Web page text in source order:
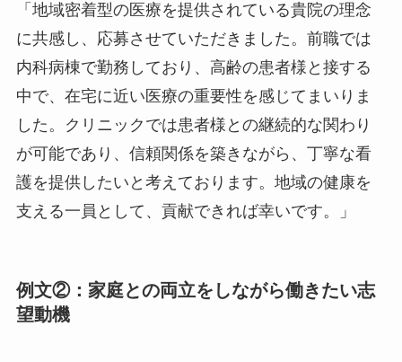
「地域密着型の医療を提供されている貴院の理念
に共感し、応募させていただきました。前職では
内科病棟で勤務しており、高齢の患者様と接する
中で、在宅に近い医療の重要性を感じてまいりま
した。クリニックでは患者様との継続的な関わり
が可能であり、信頼関係を築きながら、丁寧な看
護を提供したいと考えております。地域の健康を
支える一員として、貢献できれば幸いです。」
例文②：家庭との両立をしながら働きたい志
望動機